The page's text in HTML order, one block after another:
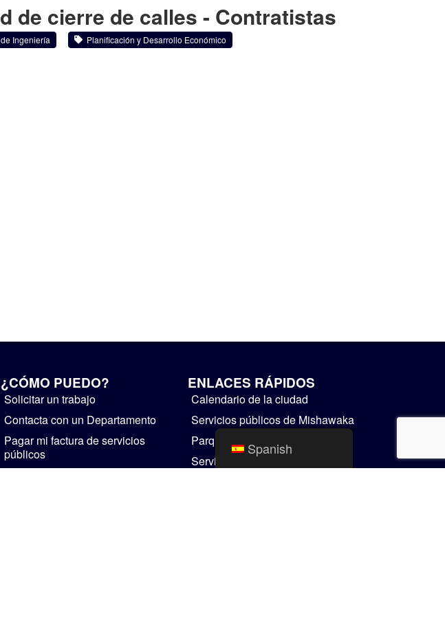
de cierre de calles - Contratistas
Ingeniería Planificación y Desarrollo Económico
¿CÓMO PUEDO?
Solicitar un trabajo
Contacta con un Departamento
Pagar mi factura de servicios
públicos
ENLACES RÁPIDOS
Calendario de la ciudad
Servicios públicos de Mishawaka
Parques y Recreación
Servicios Residenciales
Spanish